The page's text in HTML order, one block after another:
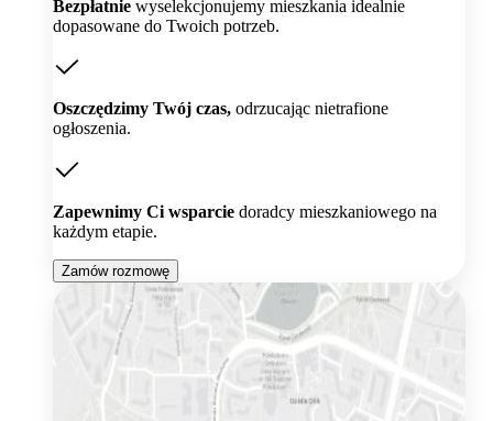
Bezpłatnie wyselekcjonujemy mieszkania idealnie
dopasowane do Twoich potrzeb.
Oszczędzimy Twój czas, odrzucając nietrafione
ogłoszenia.
Zapewnimy Ci wsparcie doradcy mieszkaniowego na
każdym etapie.
Zamów rozmowę